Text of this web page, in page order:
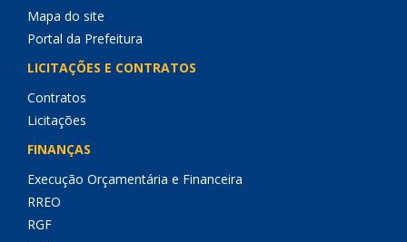
Mapa do site
Portal da Prefeitura
LICITAÇÕES E CONTRATOS
Contratos
Licitações
FINANÇAS
Execução Orçamentária e Financeira
RREO
RGF